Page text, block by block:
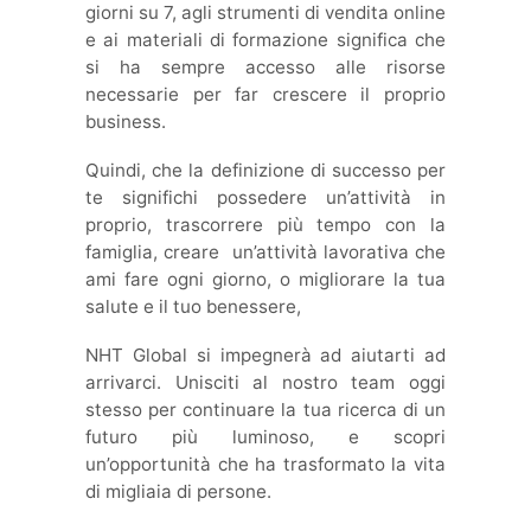
giorni su 7, agli strumenti di vendita online
e ai materiali di formazione significa che
si ha sempre accesso alle risorse
necessarie per far crescere il proprio
business.
Quindi, che la definizione di successo per
te significhi possedere un’attività in
proprio, trascorrere più tempo con la
famiglia, creare un’attività lavorativa che
ami fare ogni giorno, o migliorare la tua
salute e il tuo benessere,
NHT Global si impegnerà ad aiutarti ad
arrivarci. Unisciti al nostro team oggi
stesso per continuare la tua ricerca di un
futuro più luminoso, e scopri
un’opportunità che ha trasformato la vita
di migliaia di persone.